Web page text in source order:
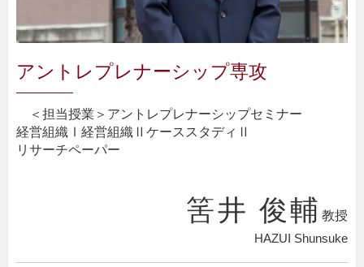
アントレプレナーシップ専攻
＜担当授業＞ アントレプレナーシップセミナー
経営組織Ⅰ 経営組織Ⅱ ケーススタディⅡ
リサーチペーパー
筈井 俊輔 教授
HAZUI Shunsuke